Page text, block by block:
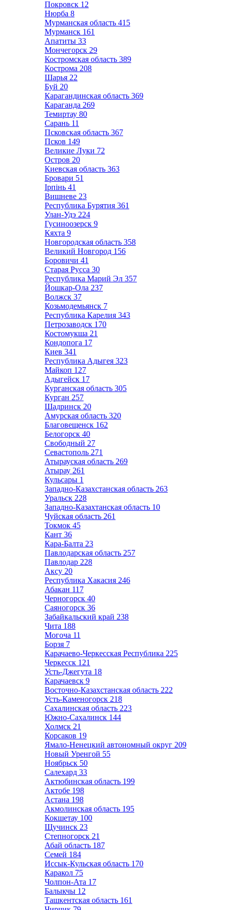
Покровск 12
Нюрба 8
Мурманская область 415
Мурманск 161
Апатиты 33
Мончегорск 29
Костромская область 389
Кострома 208
Шарья 22
Буй 20
Карагандинская область 369
Караганда 269
Темиртау 80
Сарань 11
Псковская область 367
Псков 149
Великие Луки 72
Остров 20
Киевская область 363
Бровари 51
Ірпінь 41
Вишневе 23
Республика Бурятия 361
Улан-Удэ 224
Гусиноозерск 9
Кяхта 9
Новгородская область 358
Великий Новгород 156
Боровичи 41
Старая Русса 30
Республика Марий Эл 357
Йошкар-Ола 237
Волжск 37
Козьмодемьянск 7
Республика Карелия 343
Петрозаводск 170
Костомукша 21
Кондопога 17
Киев 341
Республика Адыгея 323
Майкоп 127
Адыгейск 17
Курганская область 305
Курган 257
Шадринск 20
Амурская область 320
Благовещенск 162
Белогорск 40
Свободный 27
Севастополь 271
Атырауская область 269
Атырау 261
Кульсары 1
Западно-Казахстанская область 263
Уральск 228
Западно-Казахтанская область 10
Чуйская область 261
Токмок 45
Кант 36
Кара-Балта 23
Павлодарская область 257
Павлодар 228
Аксу 20
Республика Хакасия 246
Абакан 117
Черногорск 40
Саяногорск 36
Забайкальский край 238
Чита 188
Могоча 11
Борзя 7
Карачаево-Черкесская Республика 225
Черкесск 121
Усть-Джегута 18
Карачаевск 9
Восточно-Казахстанская область 222
Усть-Каменогорск 218
Сахалинская область 223
Южно-Сахалинск 144
Холмск 21
Корсаков 19
Ямало-Ненецкий автономный округ 209
Новый Уренгой 55
Ноябрьск 50
Салехард 33
Актюбинская область 199
Актобе 198
Астана 198
Акмолинская область 195
Кокшетау 100
Щучинск 23
Степногорск 21
Абай область 187
Семей 184
Иссык-Кульская область 170
Каракол 75
Чолпон-Ата 17
Балыкчы 12
Ташкентская область 161